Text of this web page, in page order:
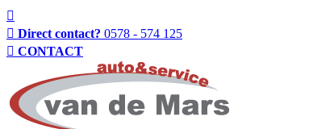
Direct contact? 0578 - 574 125
CONTACT